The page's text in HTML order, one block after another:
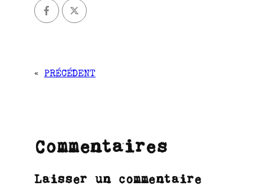
« PRÉCÉDENT
Commentaires
Laisser un commentaire